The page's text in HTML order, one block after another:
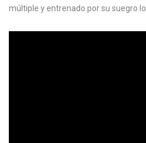
múltiple y entrenado por su suegro